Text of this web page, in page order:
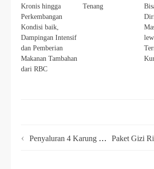
Kronis hingga
Perkembangan
Kondisi baik,
Dampingan Intensif
dan Pemberian
Makanan Tambahan
dari RBC
Tenang
Penyaluran 4 Karung Beras untuk Panti Asuhan Aisiyah